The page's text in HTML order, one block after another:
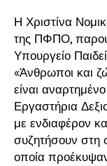
Η Χριστίνα
της ΠΦΠΟ,
Υπουργείο
«Άνθρωποι και
είναι
Εργαστήρια
με ενδιαφέρον
συζητήσουν στη
οποία